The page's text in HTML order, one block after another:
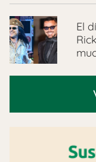
El